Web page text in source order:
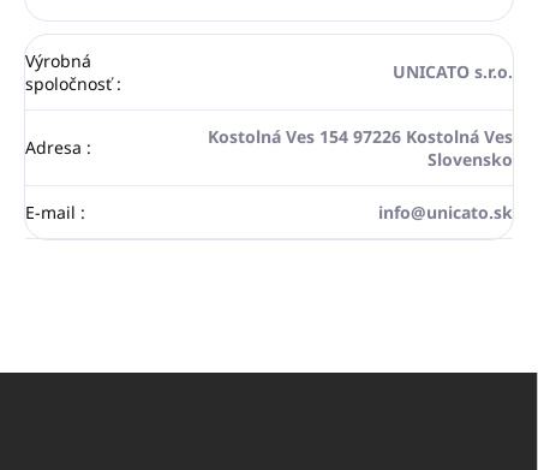
Výrobná
spoločnosť:
UNICATO s.r.o.
Adresa :
Kostolná Ves 154 97226 Kostolná Ves
Slovensko
E-mail : info@unicato.sk